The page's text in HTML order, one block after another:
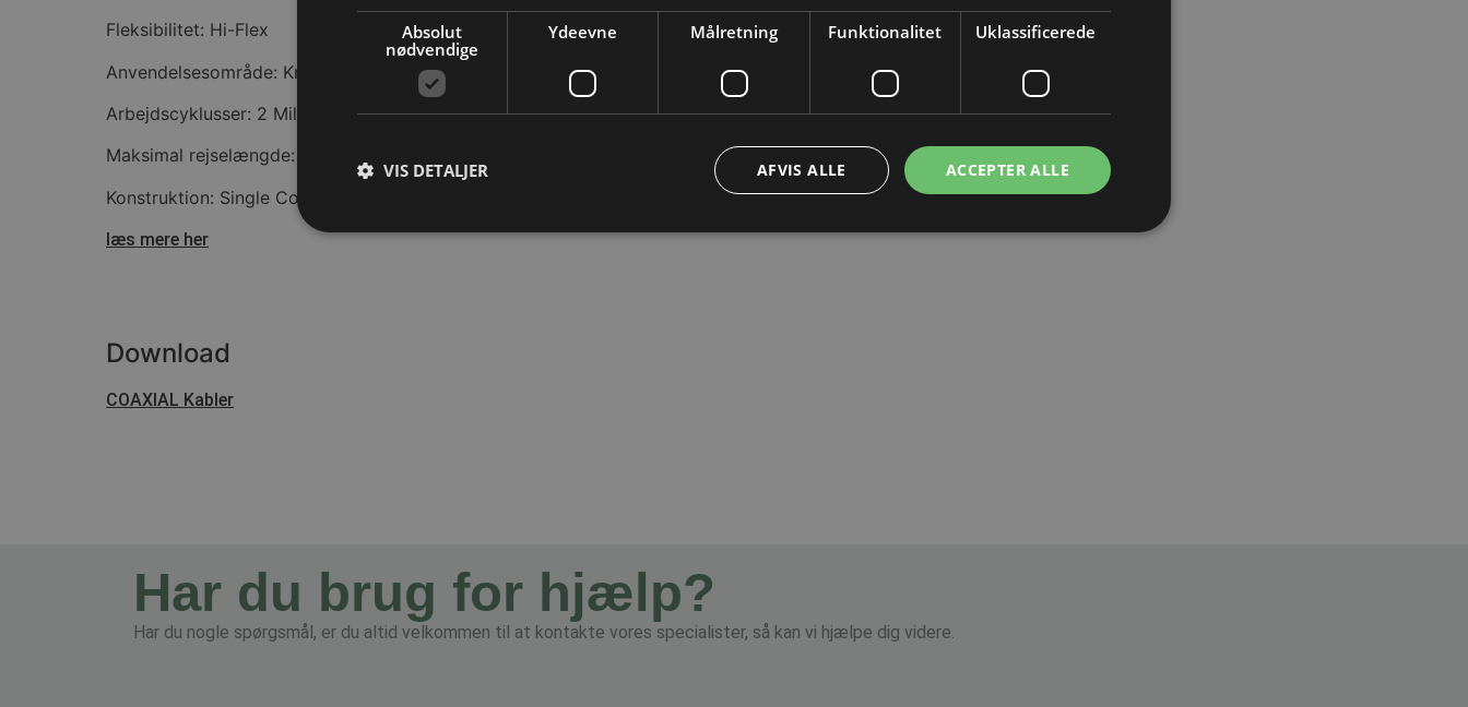
Fleksibilitet: Hi-Flex
Anvendelsesområde: Krævende appliktioner
Arbejdscyklusser: 2 Millioner
Maksimal rejselængde: 50 m
Konstruktion: Single Core
læs mere her
Download
COAXIAL Kabler
Har du brug for hjælp?
Har du nogle spørgsmål, er du altid velkommen til at kontakte vores specialister, så kan vi hjælpe dig videre.
Absolut
nødvendige
Ydeevne Målretning Funktionalitet Uklassificerede
ACCEPTER ALLE
AFVIS ALLE
VIS DETALJER